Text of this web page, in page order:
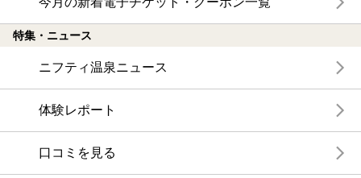
特集・ニュース
ニフティ温泉ニュース
体験レポート
口コミを見る